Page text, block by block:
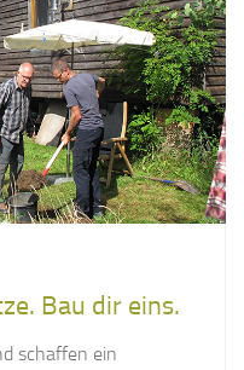
Bau dir eins.
schaffen ein